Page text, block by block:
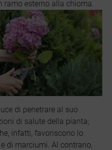
ramo esterno alla chioma.
di penetrare al suo
di salute della pianta;
infatti, favoriscono lo
di marciumi. Al contrario,